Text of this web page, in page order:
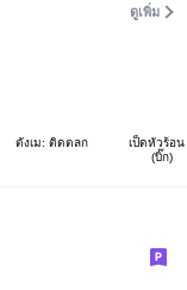
ดูเพิ่ม
ตังเม: ติดตลก
เป็ดหัวร้อน
(บิ๊ก)